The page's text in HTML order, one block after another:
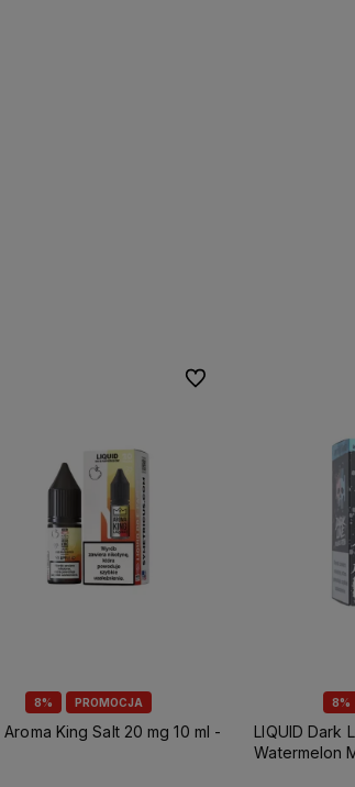
8% PROMOCJA
Aroma King Salt 20 mg 10 ml -
Do ulubionych
8%
LIQUID Dark
Watermelon